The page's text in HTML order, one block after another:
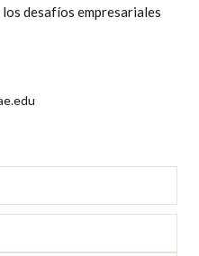
desafíos empresariales